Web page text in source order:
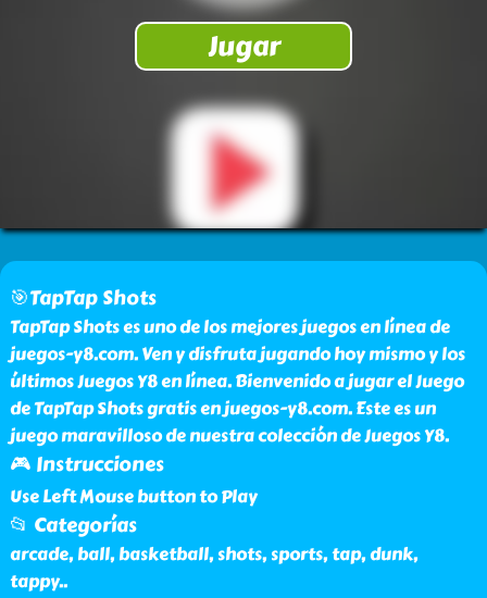
🎯TapTap Shots
TapTap Shots es uno de los mejores juegos en línea de
juegos-y8.com. Ven y disfruta jugando hoy mismo y los
últimos Juegos Y8 en línea. Bienvenido a jugar el Juego
de TapTap Shots gratis en juegos-y8.com. Este es un
juego maravilloso de nuestra colección de Juegos Y8.
🎮 Instrucciones
Use Left Mouse button to Play
📂 Categorías
arcade, ball, basketball, shots, sports, tap, dunk,
tappy..